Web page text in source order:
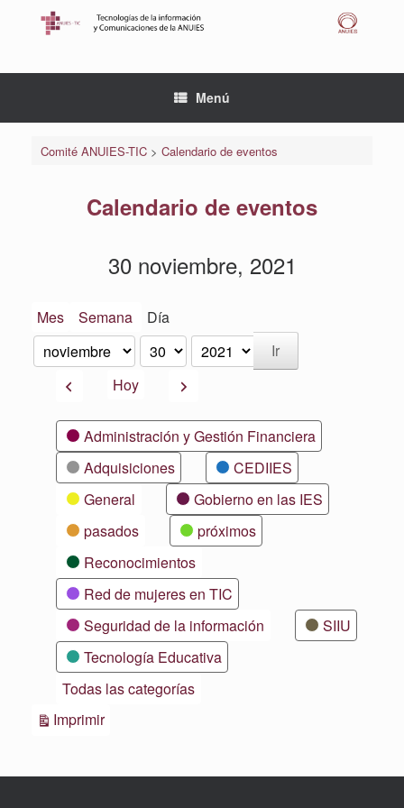
Menú
Comité ANUIES-TIC> Calendario de eventos
Calendario de eventos
30 noviembre, 2021
Mes Semana Día
Mes
Día
Año
AnteriorHoy Siguiente
CategoríasAdministración y Gestión Financiera
Adquisiciones
CEDIIES
General
Gobierno en las IES
pasados
próximos
Reconocimientos
Red de mujeres en TIC
Seguridad de la información
SIIU
Tecnología Educativa
Todas las categorías
ImprimirVistas